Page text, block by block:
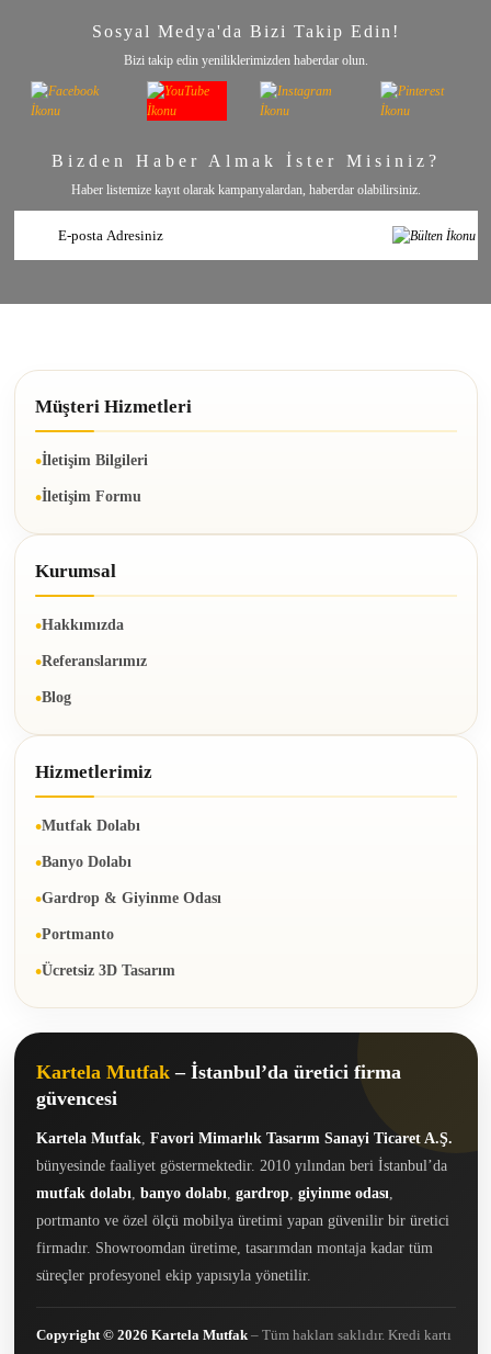
Sosyal Medya'da Bizi Takip Edin!
Bizi takip edin yeniliklerimizden haberdar olun.
Bizden Haber Almak İster Misiniz?
Haber listemize kayıt olarak kampanyalardan, haberdar olabilirsiniz.
Müşteri Hizmetleri
İletişim Bilgileri
İletişim Formu
Kurumsal
Hakkımızda
Referanslarımız
Blog
Hizmetlerimiz
Mutfak Dolabı
Banyo Dolabı
Gardrop & Giyinme Odası
Portmanto
Ücretsiz 3D Tasarım
Kartela Mutfak– İstanbul’da üretici firma
güvencesi
Kartela Mutfak, Favori Mimarlık Tasarım Sanayi Ticaret A.Ş.
bünyesinde faaliyet göstermektedir. 2010 yılından beri İstanbul’da
mutfak dolabı, banyo dolabı, gardrop, giyinme odası,
portmanto ve özel ölçü mobilya üretimi yapan güvenilir bir üretici
firmadır. Showroomdan üretime, tasarımdan montaja kadar tüm
süreçler profesyonel ekip yapısıyla yönetilir.
Copyright © 2026 Kartela Mutfak– Tüm hakları saklıdır. Kredi kartı